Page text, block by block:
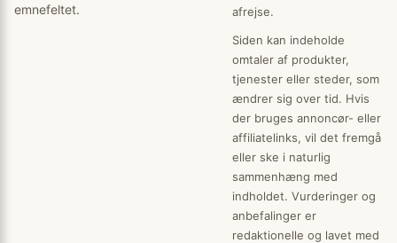
emnefeltet.
afrejse.
Siden kan indeholde
omtaler af produkter,
tjenester eller steder, som
ændrer sig over tid. Hvis
der bruges annoncør- eller
affiliatelinks, vil det fremgå
eller ske i naturlig
sammenhæng med
indholdet. Vurderinger og
anbefalinger er
redaktionelle og lavet med